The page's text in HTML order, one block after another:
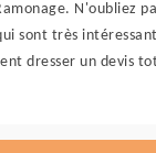
N'oubliez
sont très
dresser un devis